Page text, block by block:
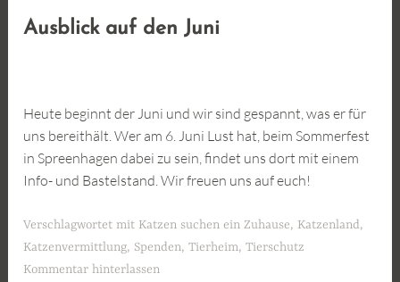
Ausblick auf den Juni
Heute beginnt der Juni und wir sind gespannt, was er für
uns bereithält. Wer am 6. Juni Lust hat, beim Sommerfest
in Spreenhagen dabei zu sein, findet uns dort mit einem
Info- und Bastelstand. Wir freuen uns auf euch!
Verschlagwortet mit Katzen suchen ein Zuhause, Katzenland,
Katzenvermittlung, Spenden,Tierheim,Tierschutz
Kommentar hinterlassen